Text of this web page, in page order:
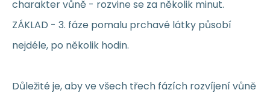
charakter vůně - rozvine se za několik minut.
ZÁKLAD - 3. fáze pomalu prchavé látky působí
nejdéle, po několik hodin.
Důležité je, aby ve všech třech fázích rozvíjení vůně